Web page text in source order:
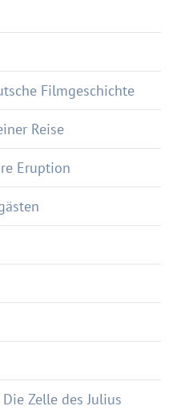
Filmgeschichte
Reise
Eruption
Zelle des Julius